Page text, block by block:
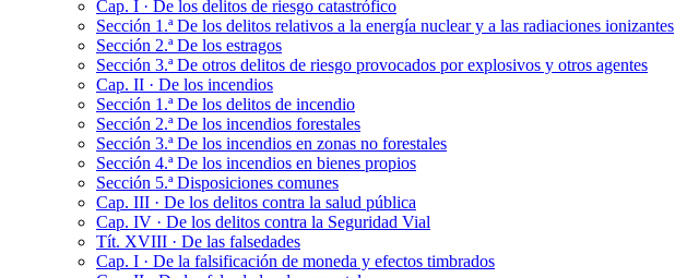
Cap. I · De los delitos de riesgo catastrófico
Sección 1.ª De los delitos relativos a la energía nuclear y a las radiaciones ionizantes
Sección 2.ª De los estragos
Sección 3.ª De otros delitos de riesgo provocados por explosivos y otros agentes
Cap. II · De los incendios
Sección 1.ª De los delitos de incendio
Sección 2.ª De los incendios forestales
Sección 3.ª De los incendios en zonas no forestales
Sección 4.ª De los incendios en bienes propios
Sección 5.ª Disposiciones comunes
Cap. III · De los delitos contra la salud pública
Cap. IV · De los delitos contra la Seguridad Vial
Tít. XVIII · De las falsedades
Cap. I · De la falsificación de moneda y efectos timbrados